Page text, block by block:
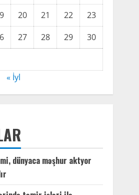
20 21 22
23
27 28 29
30
« İyl
dünyaca məşhur aktyor